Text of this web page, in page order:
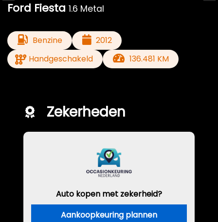
Ford Fiesta 1.6 Metal
Benzine
2012
Handgeschakeld
136.481 KM
Zekerheden
Auto kopen met zekerheid?
Aankoopkeuring plannen